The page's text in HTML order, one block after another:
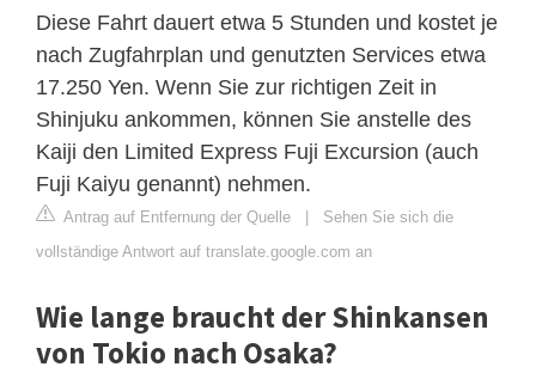
Diese Fahrt dauert etwa 5 Stunden und kostet je
nach Zugfahrplan und genutzten Services etwa
17.250 Yen. Wenn Sie zur richtigen Zeit in
Shinjuku ankommen, können Sie anstelle des
Kaiji den Limited Express Fuji Excursion (auch
Fuji Kaiyu genannt) nehmen.
Antrag auf Entfernung der Quelle | Sehen Sie sich die
vollständige Antwort auf translate.google.com an
Wie lange braucht der Shinkansen
von Tokio nach Osaka?